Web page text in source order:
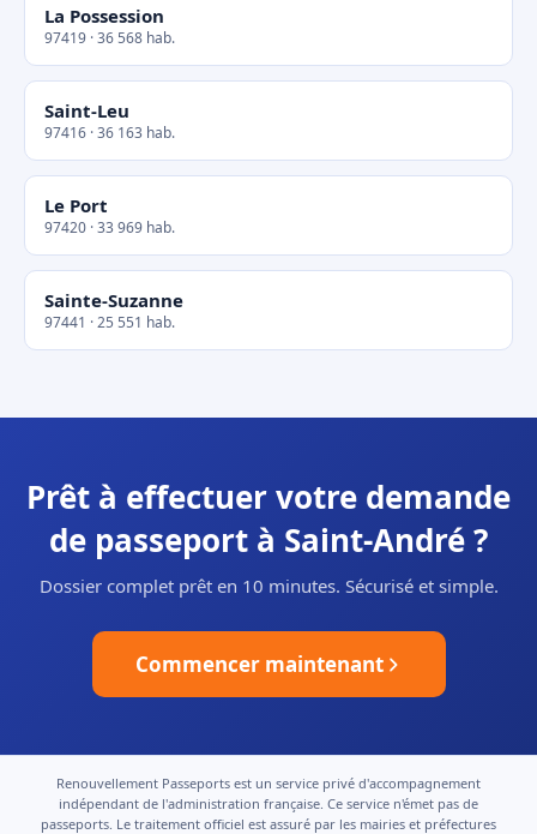
La Possession
97419 · 36 568 hab.
Saint-Leu
97416 · 36 163 hab.
Le Port
97420 · 33 969 hab.
Sainte-Suzanne
97441 · 25 551 hab.
Prêt à effectuer votre demande
de passeport à Saint-André ?
Dossier complet prêt en 10 minutes. Sécurisé et simple.
Commencer maintenant
Renouvellement Passeports est un service privé d'accompagnement
indépendant de l'administration française. Ce service n'émet pas de
passeports. Le traitement officiel est assuré par les mairies et préfectures